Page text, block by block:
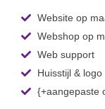
Website op
Webshop op
Web support
Huisstijl & logo
{+aangepaste